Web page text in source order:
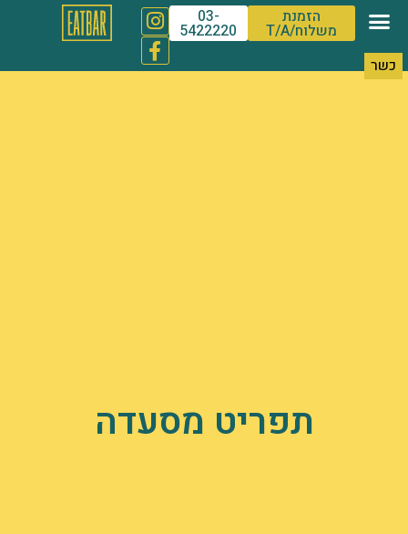
הזמנת
משלוח/T/A
03-
5422220
כשר
תפריט מסעדה